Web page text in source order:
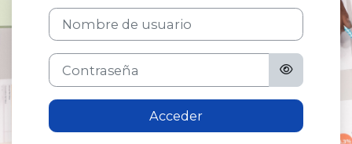
Nombre de usuario
Contraseña
Acceder